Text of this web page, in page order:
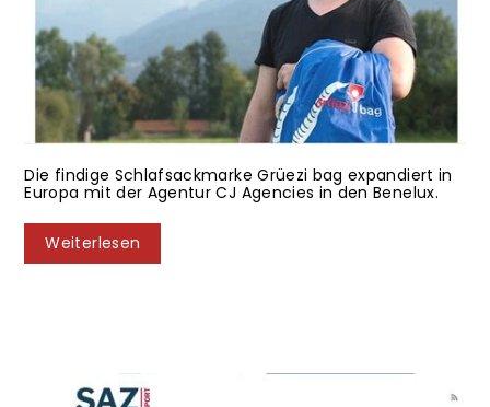
Biopod DownWool Ice CompostAble
Biopod DownWool Kids Teen·
Biopod DownWool Nature
Biopod DownWool Nature Comfort·Biopod
DownWool Subzero
Biopod DownWool Summer·Biopod Hybrid
Wool/Down ·Biopod Schlafsack Biopod Wolle·Biopod Wolle Survival
CJ Agencies·Fachzeitschrift ·Magazin·outdoor markt·
Schlafsack·Zeitschrift·26 Januar 2021
Magazin 'Outdoor Markt' meldet News-
Vertriebsausbau für Grüezi bag!
Die findige Schlafsackmarke Grüezi bag expandiert in
Europa mit der Agentur CJ Agencies in den Benelux.
Weiterlesen